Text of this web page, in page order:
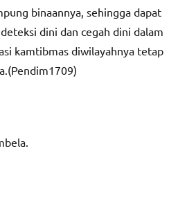
binaannya, sehingga dapat
dini dan cegah dini dalam
kamtibmas diwilayahnya tetap